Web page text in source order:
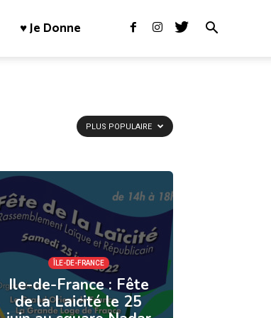
♥ Je Donne
PLUS POPULAIRE
ÎLE-DE-FRANCE
Ile-de-France : Fête
de la Laicité le 25